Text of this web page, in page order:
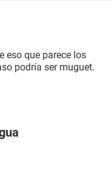
eso que parece los
podría ser muguet.